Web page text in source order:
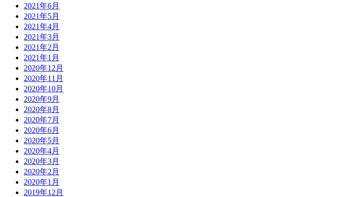
2021年6月
2021年5月
2021年4月
2021年3月
2021年2月
2021年1月
2020年12月
2020年11月
2020年10月
2020年9月
2020年8月
2020年7月
2020年6月
2020年5月
2020年4月
2020年3月
2020年2月
2020年1月
2019年12月